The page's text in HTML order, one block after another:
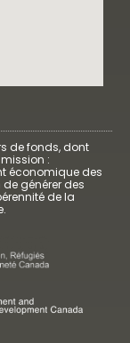
de fonds, dont
:
économique des
générer des
de la